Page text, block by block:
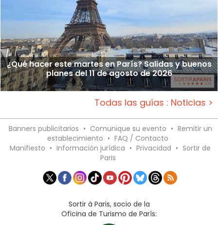
¿Qué hacer este martes en París? Salidas y buenos
planes del 11 de agosto de 2026
Todas las guías : Noticias >
Banners publicitarios • Comunique su evento • Remitir un
establecimiento • FAQ / Contacto
Manifiesto • Información jurídica • Privacidad • Sortir de
Paris
Sortir à Paris, socio de la
Oficina de Turismo de París: